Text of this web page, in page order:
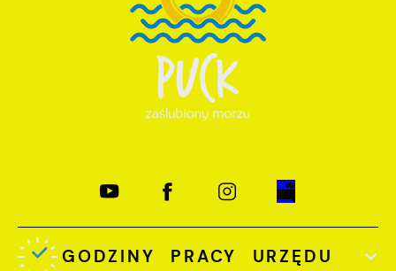
GODZINY PRACY URZĘDU